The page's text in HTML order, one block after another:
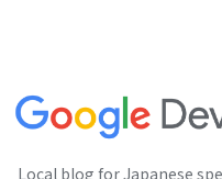
Local blog for Japanese